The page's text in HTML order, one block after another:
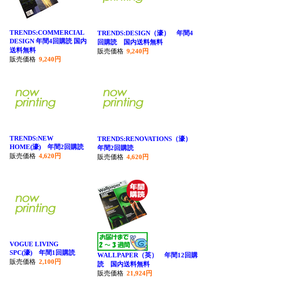
TRENDS:COMMERCIAL
DESIGN 年間4回購読 国内
送料無料
販売価格 9,240円
TRENDS:DESIGN（濠） 年間4
回購読 国内送料無料
販売価格 9,240円
TRENDS:NEW
HOME(濠) 年間2回購読
販売価格 4,620円
TRENDS:RENOVATIONS（濠）
年間2回購読
販売価格 4,620円
VOGUE LIVING
SPC(濠) 年間1回購読
販売価格 2,100円
WALLPAPER（英） 年間12回購
読 国内送料無料
販売価格 21,924円